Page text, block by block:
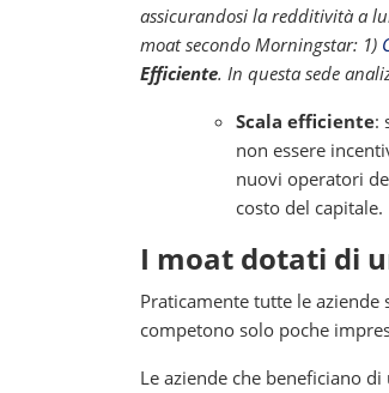
assicurandosi la redditività a
moat secondo Morningstar: 1)
Efficiente. In questa sede
Scala efficiente:
non essere
nuovi operatori
costo del capitale.
I moat dotati di
Praticamente tutte le
competono solo poche
Le aziende che beneficiano